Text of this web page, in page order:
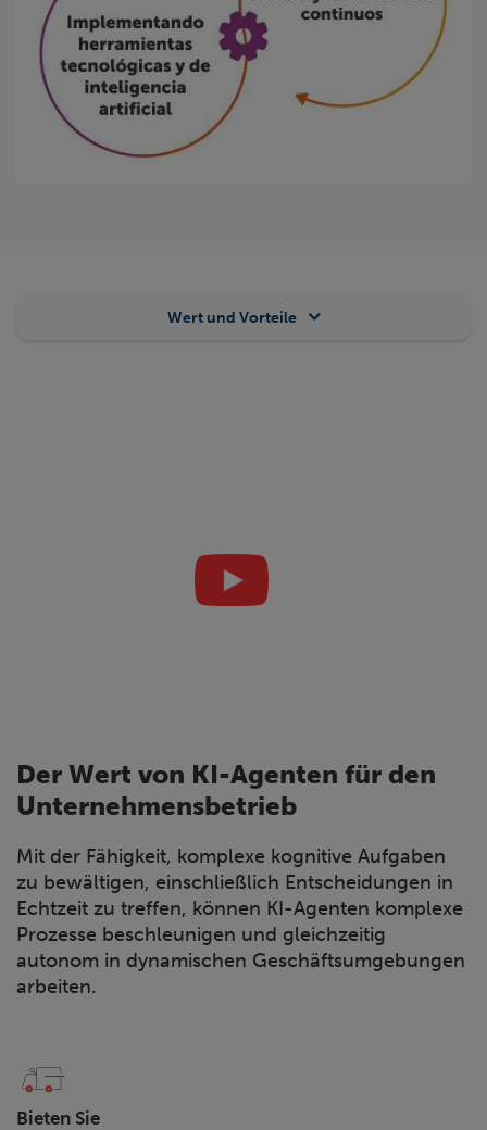
Wert und Vorteile
Der Wert von KI-Agenten für den
Unternehmensbetrieb
Mit der Fähigkeit, komplexe kognitive Aufgaben
zu bewältigen, einschließlich Entscheidungen in
Echtzeit zu treffen, können KI-Agenten komplexe
Prozesse beschleunigen und gleichzeitig
autonom in dynamischen Geschäftsumgebungen
arbeiten.
Bieten Sie